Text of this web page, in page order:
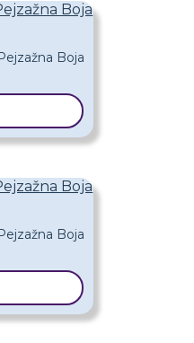
Boja
Boja